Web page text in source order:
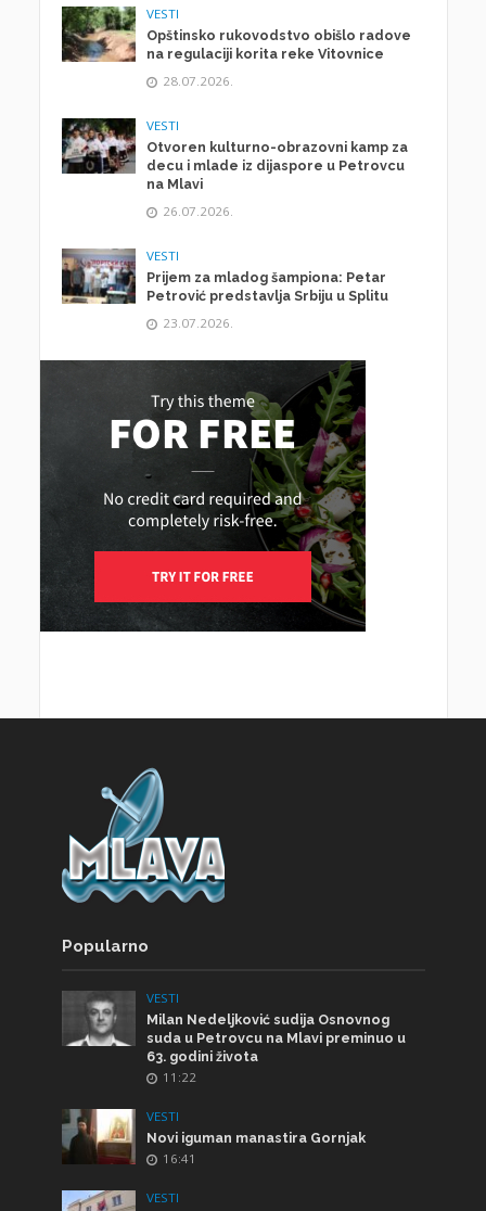
VESTI
Opštinsko rukovodstvo obišlo radove
na regulaciji korita reke Vitovnice
28.07.2026.
VESTI
Otvoren kulturno-obrazovni kamp za
decu i mlade iz dijaspore u Petrovcu
na Mlavi
26.07.2026.
VESTI
Prijem za mladog šampiona: Petar
Petrović predstavlja Srbiju u Splitu
23.07.2026.
Popularno
VESTI
Milan Nedeljković sudija Osnovnog
suda u Petrovcu na Mlavi preminuo u
63. godini života
11:22
VESTI
Novi iguman manastira Gornjak
16:41
VESTI